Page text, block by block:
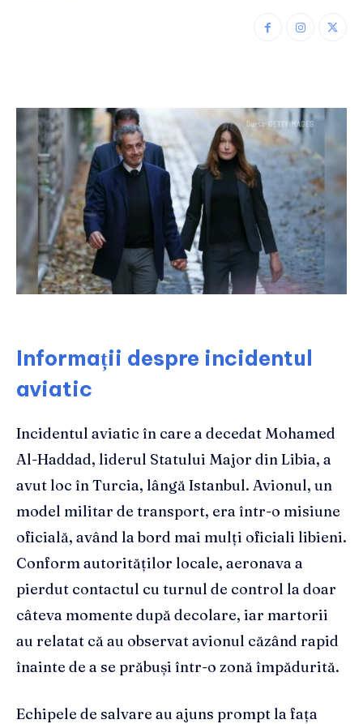
Informații despre incidentul
aviatic
Incidentul aviatic în care a decedat Mohamed
Al-Haddad, liderul Statului Major din Libia, a
avut loc în Turcia, lângă Istanbul. Avionul, un
model militar de transport, era într-o misiune
oficială, având la bord mai mulți oficiali libieni.
Conform autorităților locale, aeronava a
pierdut contactul cu turnul de control la doar
câteva momente după decolare, iar martorii
au relatat că au observat avionul căzând rapid
înainte de a se prăbuși într-o zonă împădurită.
Echipele de salvare au ajuns prompt la fața